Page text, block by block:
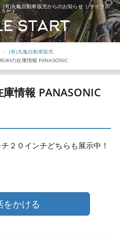
(有)丸亀自動車販売からのお知らせ | サイクル
タート
(有)丸亀自動車販売
の在庫情報 PANASONIC
情報 PANASONIC
２０インチどちらも展示中！
をかける